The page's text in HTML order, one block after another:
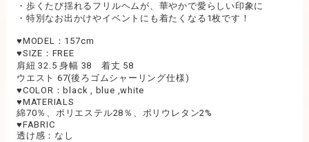
・歩くたび揺れるフリルヘムが、華やかで愛らしい印象に
・特別なお出かけやイベントにも着たくなる1枚です！
♥︎MODEL：157cm
♥︎SIZE：FREE
肩紐 32.5 身幅 38 着丈 58
ウエスト 67(後ろゴムシャーリング仕様)
♥︎COLOR：black , blue ,white
♥︎MATERIALS
綿70％、ポリエステル28％、ポリウレタン2%
♥︎FABRIC
透け感：なし